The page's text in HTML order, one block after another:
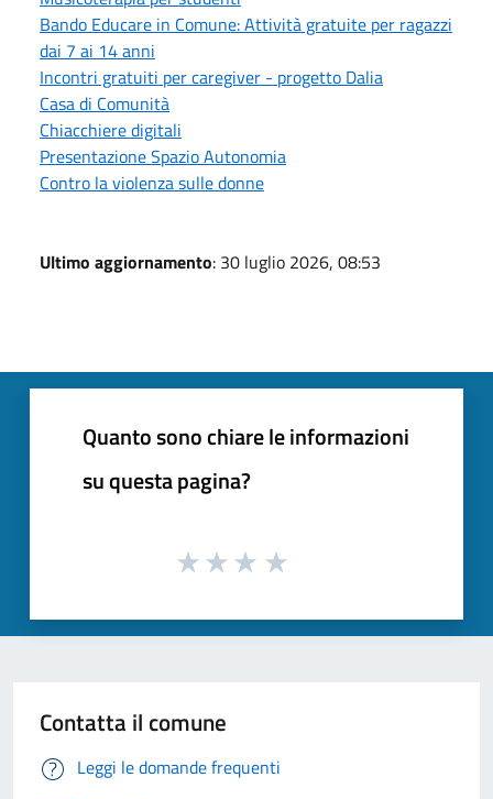
Bando Educare in Comune: Attività gratuite per ragazzi
dai 7 ai 14 anni
Incontri gratuiti per caregiver - progetto Dalia
Casa di Comunità
Chiacchiere digitali
Presentazione Spazio Autonomia
Contro la violenza sulle donne
Ultimo aggiornamento: 30 luglio 2026, 08:53
Quanto sono chiare le informazioni
su questa pagina?
Contatta il comune
Leggi le domande frequenti